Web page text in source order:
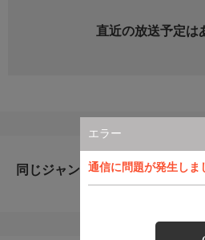
エラー
通信に問題が発生しま
直近の放送予定は
同じジャンルのおすすめ番組